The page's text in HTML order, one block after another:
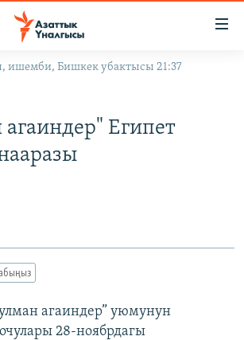
ишемби, Бишкек убактысы 21:37
Египет
агаиндер” уюмунун
28-ноябрдагы